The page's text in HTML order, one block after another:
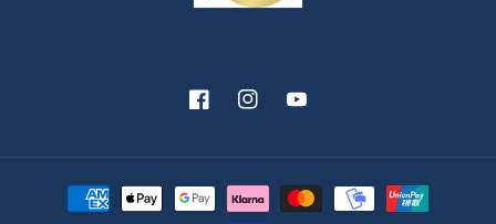
FacebookInstagramYouTube
Betalningsmetoder